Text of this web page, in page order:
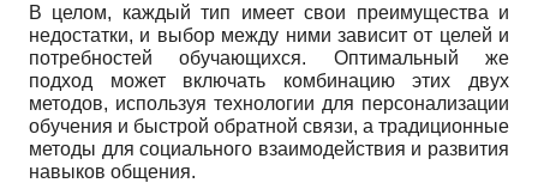
В целом, каждый тип имеет свои преимущества и
недостатки, и выбор между ними зависит от целей и
потребностей обучающихся. Оптимальный же
подход может включать комбинацию этих двух
методов, используя технологии для персонализации
обучения и быстрой обратной связи, а традиционные
методы для социального взаимодействия и развития
навыков общения.